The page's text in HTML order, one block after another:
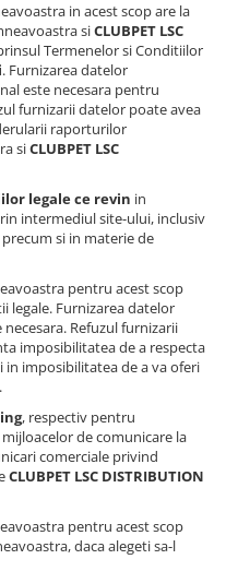
in acest scop are la
siCLUBPET LSC
Termenelor si Conditiilor
. Furnizarea datelor
este necesara pentru
furnizarii datelor poate avea
raporturilor
siCLUBPET LSC
legale ce revin in
intermediul site-ului, inclusiv
si in materie de
pentru acest scop
legale. Furnizarea datelor
Refuzul furnizarii
imposibilitatea de a respecta
in imposibilitatea de a va oferi
, respectiv pentru
de comunicare la
comerciale privind
CLUBPET LSC DISTRIBUTION
pentru acest scop
daca alegeti sa-l